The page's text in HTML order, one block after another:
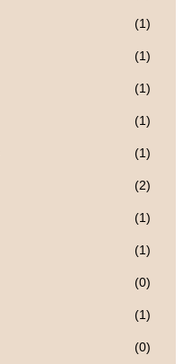
(1)
(1)
(1)
(1)
(1)
(2)
(1)
(1)
(0)
(1)
(0)